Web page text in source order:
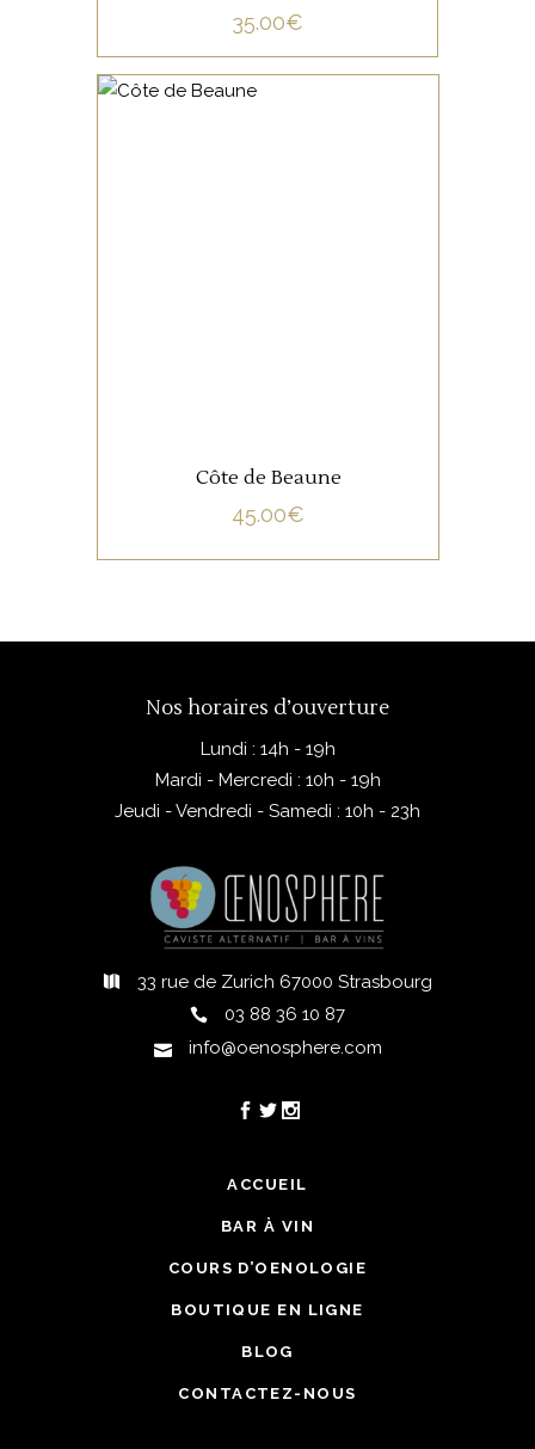
35.00€
Côte de Beaune
45.00€
Nos horaires d’ouverture
Lundi : 14h - 19h
Mardi - Mercredi : 10h - 19h
Jeudi - Vendredi - Samedi : 10h - 23h
33 rue de Zurich 67000 Strasbourg
03 88 36 10 87
info@oenosphere.com
ACCUEIL
BAR À VIN
COURS D’OENOLOGIE
BOUTIQUE EN LIGNE
BLOG
CONTACTEZ-NOUS